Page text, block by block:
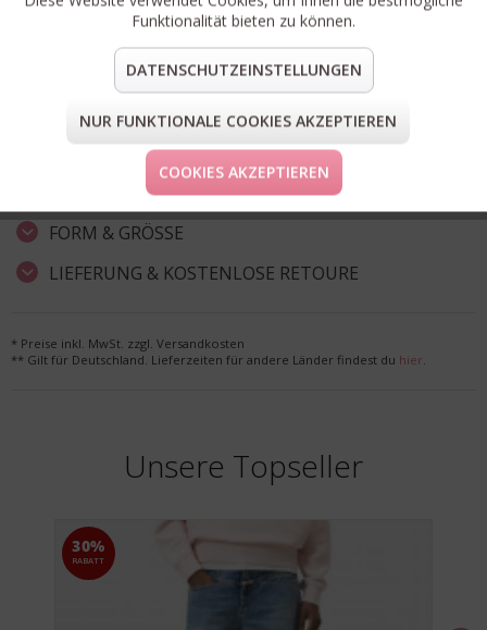
Artikel-Nr.:
Passform:
oversized
Material:
100% Baumwolle
pin it mail
FORM & GRÖSSE
LIEFERUNG & KOSTENLOSE RETOURE
* Preise inkl. MwSt. zzgl. Versandkosten
** Gilt für Deutschland. Lieferzeiten für andere Länder findest du hier.
Unsere Topseller
30%
RABATT
Funktionalität bieten zu können.
DATENSCHUTZEINSTELLUNGEN
NUR FUNKTIONALE COOKIES AKZEPTIEREN
COOKIES AKZEPTIEREN